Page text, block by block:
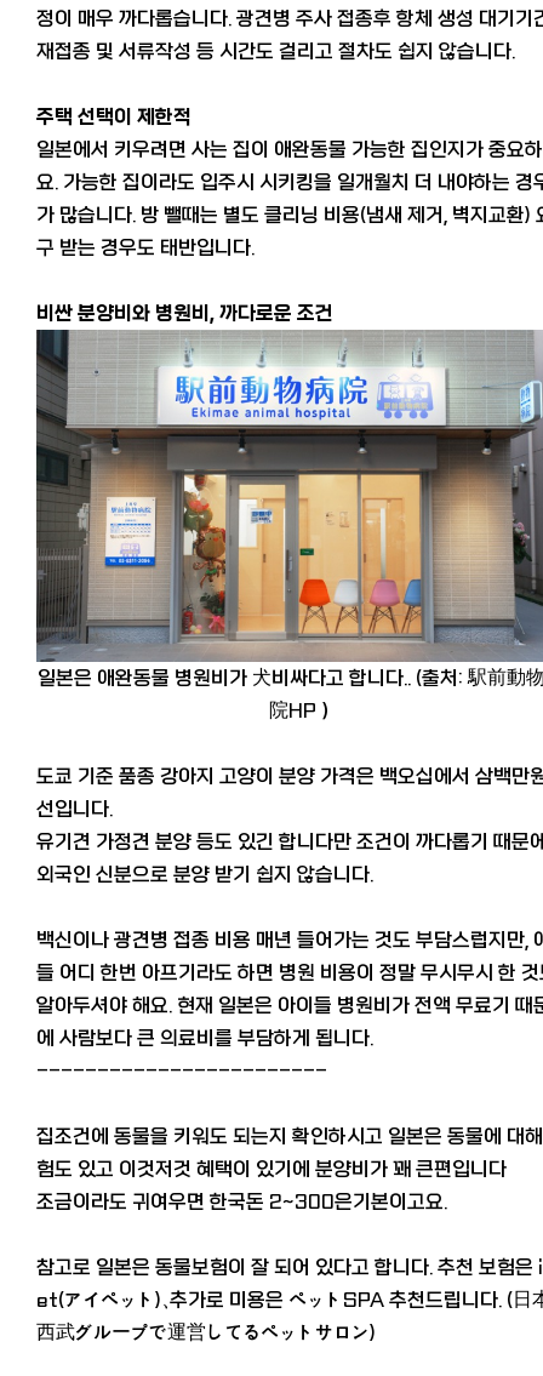
정이 매우 까다롭습니다. 광견병 주사 접종후 항체 생성 대기기
재접종 및 서류작성 등 시간도 걸리고 절차도 쉽지 않습니다.
주택 선택이 제한적
일본에서 키우려면 사는 집이 애완동물 가능한 집인지가 중요
요. 가능한 집이라도 입주시 시키킹을 일개월치 더 내야하는 경
가 많습니다. 방 뺄때는 별도 클리닝 비용(냄새 제거, 벽지교환)
구 받는 경우도 태반입니다.
비싼 분양비와 병원비, 까다로운 조건
일본은 애완동물 병원비가 犬비싸다고 합니다.. (출처: 駅前動
院HP）
도쿄 기준 품종 강아지 고양이 분양 가격은 백오십에서 삼백만
선입니다.
유기견 가정견 분양 등도 있긴 합니다만 조건이 까다롭기 때문
외국인 신분으로 분양 받기 쉽지 않습니다.
백신이나 광견병 접종 비용 매년 들어가는 것도 부담스럽지만,
들 어디 한번 아프기라도 하면 병원 비용이 정말 무시무시 한
알아두셔야 해요. 현재 일본은 아이들 병원비가 전액 무료기 때
에 사람보다 큰 의료비를 부담하게 됩니다.
------------------------
집조건에 동물을 키워도 되는지 확인하시고 일본은 동물에 대
험도 있고 이것저것 혜택이 있기에 분양비가 꽤 큰편입니다
조금이라도 귀여우면 한국돈 2~300은기본이고요.
참고로 일본은 동물보험이 잘 되어 있다고 합니다. 추천 보험은
et(アイペット)、추가로 미용은 ペットSPA 추천드립니다. (日
西武グループで運営してるペットサロン)